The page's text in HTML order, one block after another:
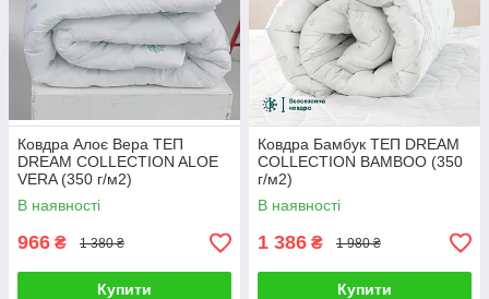
Ковдра Алоє Вера ТЕП
DREAM COLLECTION ALOE
VERA (350 г/м2)
В наявності
966 ₴ 1 380 ₴
Купити
Ковдра Бамбук ТЕП DREAM
COLLECTION BAMBOO (350
г/м2)
В наявності
1 386 ₴ 1 980 ₴
Купити